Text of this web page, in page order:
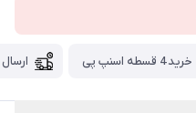
خرید 4 قسطه اسنپ پی